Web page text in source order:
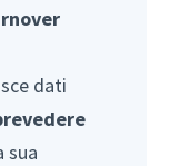
dati
sua